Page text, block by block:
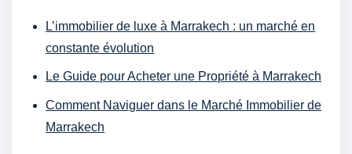
L’immobilier de luxe à Marrakech : un marché en
constante évolution
Le Guide pour Acheter une Propriété à Marrakech
Comment Naviguer dans le Marché Immobilier de
Marrakech